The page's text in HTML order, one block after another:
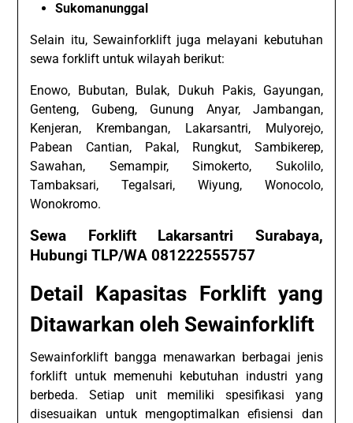
Sukomanunggal
Selain itu, Sewainforklift juga melayani kebutuhan
sewa forklift untuk wilayah berikut:
Enowo, Bubutan, Bulak, Dukuh Pakis, Gayungan,
Genteng, Gubeng, Gunung Anyar, Jambangan,
Kenjeran, Krembangan, Lakarsantri, Mulyorejo,
Pabean Cantian, Pakal, Rungkut, Sambikerep,
Sawahan, Semampir, Simokerto, Sukolilo,
Tambaksari, Tegalsari, Wiyung, Wonocolo,
Wonokromo.
Sewa Forklift Lakarsantri Surabaya,
Hubungi TLP/WA 081222555757
Detail Kapasitas Forklift yang
Ditawarkan oleh Sewainforklift
Sewainforklift bangga menawarkan berbagai jenis
forklift untuk memenuhi kebutuhan industri yang
berbeda. Setiap unit memiliki spesifikasi yang
disesuaikan untuk mengoptimalkan efisiensi dan